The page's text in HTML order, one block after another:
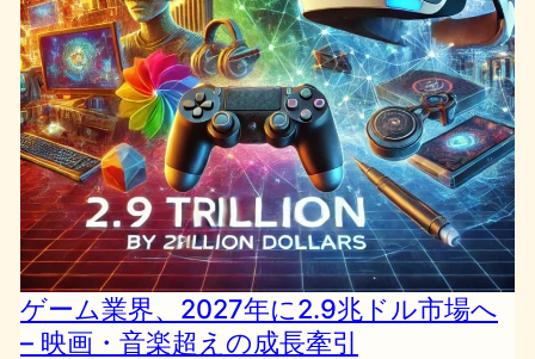
ゲーム業界、2027年に2.9兆ドル市場へ
– 映画・音楽超えの成長牽引